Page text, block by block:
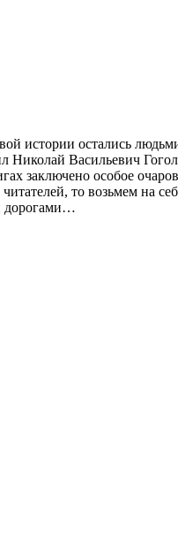
истории остались
Васильевич
заключено особое
то возьмем на
дорогами…